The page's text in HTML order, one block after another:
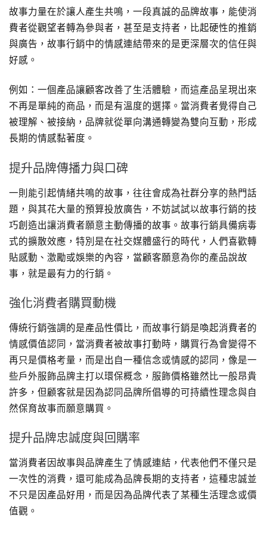
故事力量在於讓人產生共鳴，一段真誠的品牌故事，能使消
費者從觀望者轉為參與者，甚至是支持者，比起硬性的推銷
與廣告，故事行銷中的情感連結帶來的是更深層次的信任與
好感。
例如：一個產品讓顧客改善了生活體驗，而這產品呈現出來
不再是單純的商品，而是有溫度的選擇。當消費者覺得自己
被理解、被接納，品牌就從單向溝通轉變為雙向互動，形成
長期的情感黏著度。
提升品牌傳播力與口碑
一則能引起情緒共鳴的故事，往往會成為社群分享的熱門話
題，與其花大量的預算投放廣告，不妨試試以故事行銷的技
巧創造出讓消費者願意主動傳播的故事。故事行銷具備病毒
式的擴散效應，特別是在社交媒體盛行的時代，人們喜歡轉
貼感動、激勵或娛樂的內容，當顧客願意為你的產品說故
事，就是最有力的行銷。
強化消費者購買動機
傳統行銷強調的是產品性價比，而故事行銷是喚起消費者的
情感價值認同，當消費者被故事打動時，購買行為會變得不
再只是價格考量，而是出自一種信念或情感的認同，像是一
些戶外服飾品牌主打以環保概念，服飾價格雖然比一般昂貴
許多，但顧客就是因為認同品牌所倡導的可持續性理念與自
然保育故事而願意購買。
提升品牌忠誠度與回購率
當消費者因故事與品牌產生了情感連結，代表他們不僅只是
一次性的消費，還可能成為品牌長期的支持者，這種忠誠並
不只是因產品好用，而是因為品牌代表了某種生活理念或價
值觀。